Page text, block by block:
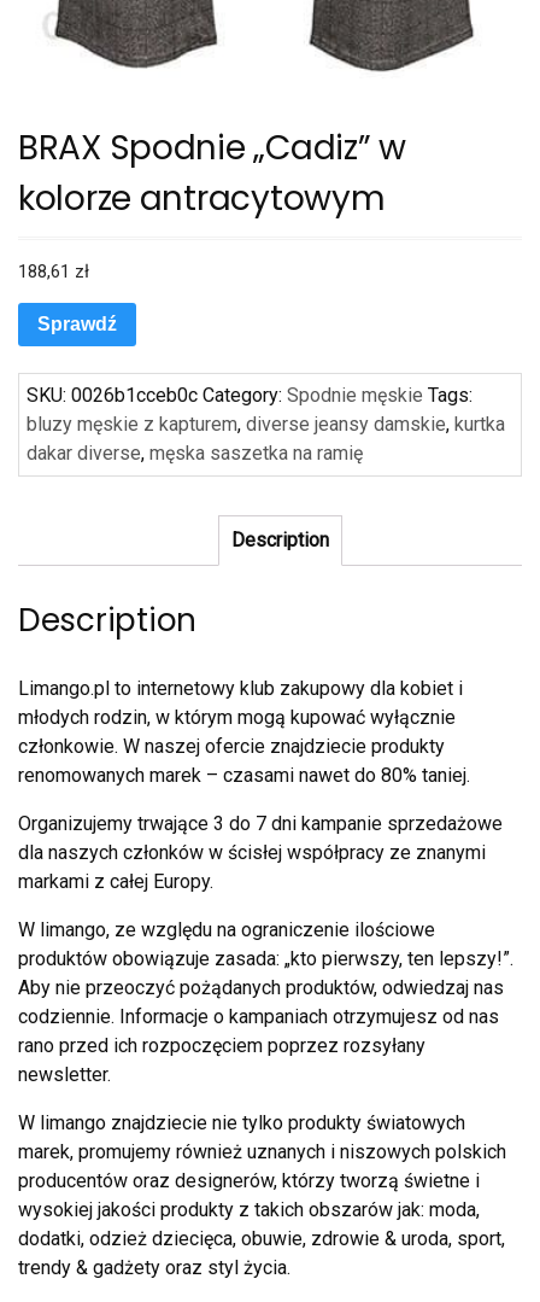
BRAX Spodnie „Cadiz” w
kolorze antracytowym
188,61 zł
Sprawdź
SKU: 0026b1cceb0c Category: Spodnie męskie Tags:
bluzy męskie z kapturem, diverse jeansy damskie, kurtka
dakar diverse, męska saszetka na ramię
Description
Description
Limango.pl to internetowy klub zakupowy dla kobiet i
młodych rodzin, w którym mogą kupować wyłącznie
członkowie. W naszej ofercie znajdziecie produkty
renomowanych marek – czasami nawet do 80% taniej.
Organizujemy trwające 3 do 7 dni kampanie sprzedażowe
dla naszych członków w ścisłej współpracy ze znanymi
markami z całej Europy.
W limango, ze względu na ograniczenie ilościowe
produktów obowiązuje zasada: „kto pierwszy, ten lepszy!”.
Aby nie przeoczyć pożądanych produktów, odwiedzaj nas
codziennie. Informacje o kampaniach otrzymujesz od nas
rano przed ich rozpoczęciem poprzez rozsyłany
newsletter.
W limango znajdziecie nie tylko produkty światowych
marek, promujemy również uznanych i niszowych polskich
producentów oraz designerów, którzy tworzą świetne i
wysokiej jakości produkty z takich obszarów jak: moda,
dodatki, odzież dziecięca, obuwie, zdrowie & uroda, sport,
trendy & gadżety oraz styl życia.